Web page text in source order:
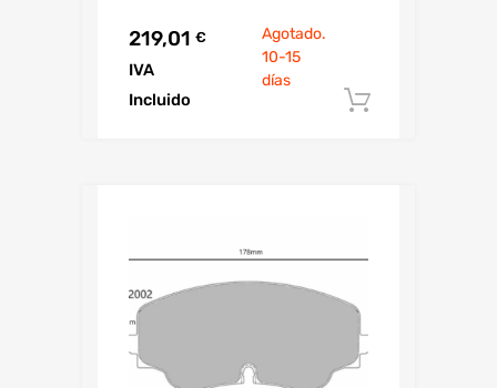
219,01 €
IVA
Incluido
Agotado.
10-15
días